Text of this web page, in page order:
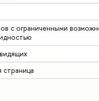
с ограниченными
страница